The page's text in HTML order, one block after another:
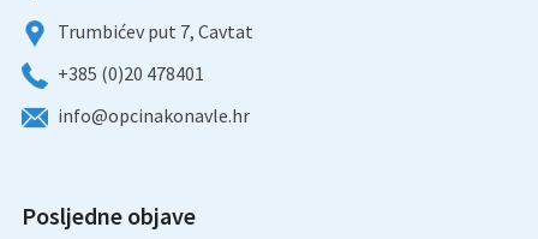
Trumbićev put 7, Cavtat
+385 (0)20 478401
info@opcinakonavle.hr
Posljedne objave